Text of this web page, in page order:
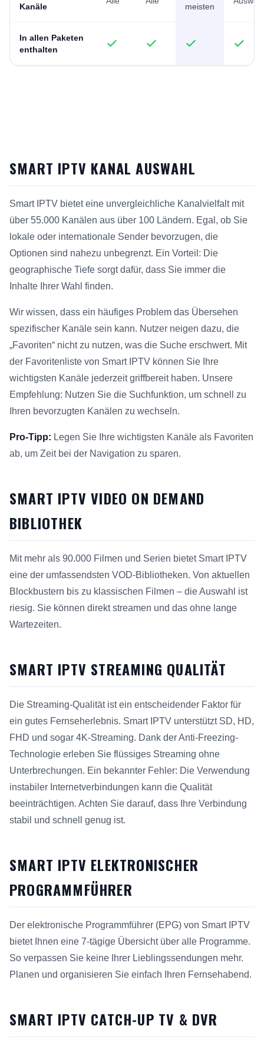
Kanäle meisten
In allen Paketen
enthalten
SMART IPTV KANAL AUSWAHL
Smart IPTV bietet eine unvergleichliche Kanalvielfalt mit
über 55.000 Kanälen aus über 100 Ländern. Egal, ob Sie
lokale oder internationale Sender bevorzugen, die
Optionen sind nahezu unbegrenzt. Ein Vorteil: Die
geographische Tiefe sorgt dafür, dass Sie immer die
Inhalte Ihrer Wahl finden.
Wir wissen, dass ein häufiges Problem das Übersehen
spezifischer Kanäle sein kann. Nutzer neigen dazu, die
„Favoriten“ nicht zu nutzen, was die Suche erschwert. Mit
der Favoritenliste von Smart IPTV können Sie Ihre
wichtigsten Kanäle jederzeit griffbereit haben. Unsere
Empfehlung: Nutzen Sie die Suchfunktion, um schnell zu
Ihren bevorzugten Kanälen zu wechseln.
Pro-Tipp: Legen Sie Ihre wichtigsten Kanäle als Favoriten
ab, um Zeit bei der Navigation zu sparen.
SMART IPTV VIDEO ON DEMAND
BIBLIOTHEK
Mit mehr als 90.000 Filmen und Serien bietet Smart IPTV
eine der umfassendsten VOD-Bibliotheken. Von aktuellen
Blockbustern bis zu klassischen Filmen – die Auswahl ist
riesig. Sie können direkt streamen und das ohne lange
Wartezeiten.
SMART IPTV STREAMING QUALITÄT
Die Streaming-Qualität ist ein entscheidender Faktor für
ein gutes Fernseherlebnis. Smart IPTV unterstützt SD, HD,
FHD und sogar 4K-Streaming. Dank der Anti-Freezing-
Technologie erleben Sie flüssiges Streaming ohne
Unterbrechungen. Ein bekannter Fehler: Die Verwendung
instabiler Internetverbindungen kann die Qualität
beeinträchtigen. Achten Sie darauf, dass Ihre Verbindung
stabil und schnell genug ist.
SMART IPTV ELEKTRONISCHER
PROGRAMMFÜHRER
Der elektronische Programmführer (EPG) von Smart IPTV
bietet Ihnen eine 7-tägige Übersicht über alle Programme.
So verpassen Sie keine Ihrer Lieblingssendungen mehr.
Planen und organisieren Sie einfach Ihren Fernsehabend.
SMART IPTV CATCH-UP TV & DVR